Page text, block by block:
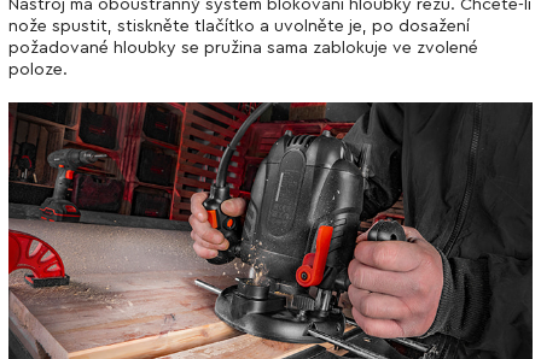
Nástroj má oboustranný systém blokování hloubky řezu. Chcete-li
nože spustit, stiskněte tlačítko a uvolněte je, po dosažení
požadované hloubky se pružina sama zablokuje ve zvolené
poloze.